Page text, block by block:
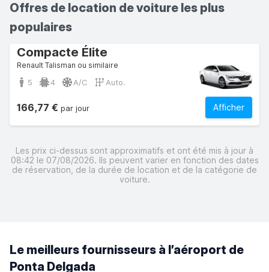
Offres de location de voiture les plus
populaires
Compacte Élite
Renault Talisman ou similaire
5 4 A/C Auto.
Afficher
166,77 € par jour
Les prix ci-dessus sont approximatifs et ont été mis à jour à
08:42 le 07/08/2026. Ils peuvent varier en fonction des dates
de réservation, de la durée de location et de la catégorie de
voiture.
Le meilleurs fournisseurs à l’aéroport de
Ponta Delgada